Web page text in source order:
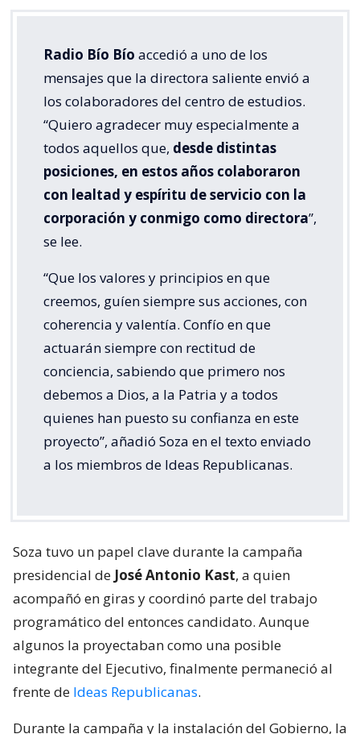
Radio Bío Bío accedió a uno de los
mensajes que la directora saliente envió a
los colaboradores del centro de estudios.
“Quiero agradecer muy especialmente a
todos aquellos que, desde distintas
posiciones, en estos años colaboraron
con lealtad y espíritu de servicio con la
corporación y conmigo como directora”,
se lee.
“Que los valores y principios en que
creemos, guíen siempre sus acciones, con
coherencia y valentía. Confío en que
actuarán siempre con rectitud de
conciencia, sabiendo que primero nos
debemos a Dios, a la Patria y a todos
quienes han puesto su confianza en este
proyecto”, añadió Soza en el texto enviado
a los miembros de Ideas Republicanas.
Soza tuvo un papel clave durante la campaña
presidencial de José Antonio Kast, a quien
acompañó en giras y coordinó parte del trabajo
programático del entonces candidato. Aunque
algunos la proyectaban como una posible
integrante del Ejecutivo, finalmente permaneció al
frente de Ideas Republicanas.
Durante la campaña y la instalación del Gobierno, la